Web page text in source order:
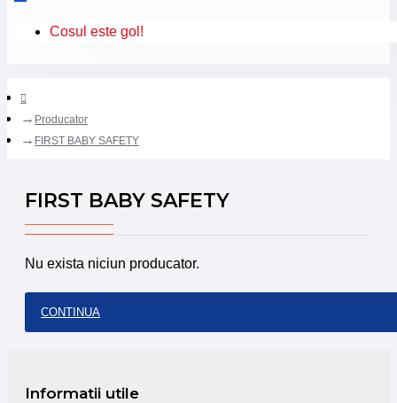
Cosul este gol!
Producator
FIRST BABY SAFETY
FIRST BABY SAFETY
Nu exista niciun producator.
CONTINUA
Informatii utile